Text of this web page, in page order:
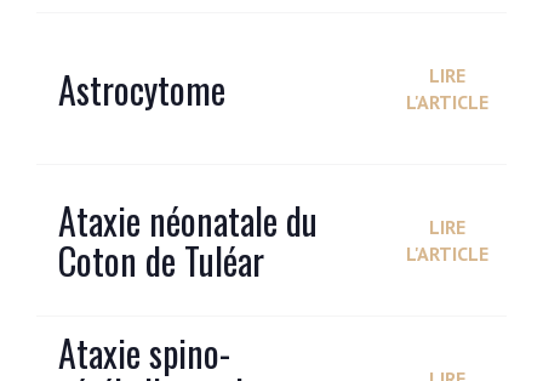
Astrocytome
LIRE
L'ARTICLE
Ataxie néonatale du
Coton de Tuléar
LIRE
L'ARTICLE
Ataxie spino-